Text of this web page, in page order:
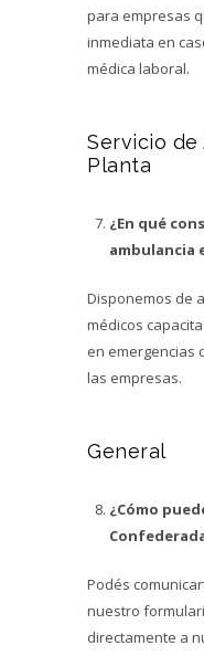
para empresas
inmediata en
médica laboral.
Servicio de
Planta
¿En qué
ambulancia
Disponemos de
médicos
en emergencias
las empresas.
General
¿Cómo
Podés
nuestro
directamente a